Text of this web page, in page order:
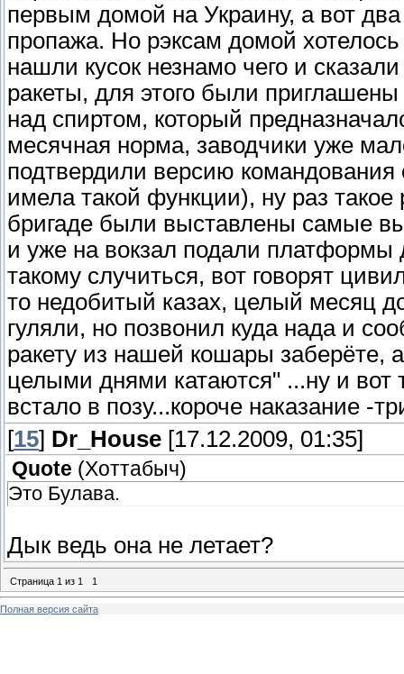
первым домой на Украину, а вот
пропажа. Но рэксам домой
нашли кусок незнамо чего и
ракеты, для этого были
над спиртом, который
месячная норма, заводчики уже
подтвердили версию командования
имела такой функции), ну раз
бригаде были выставлены самые
и уже на вокзал подали платформы
такому случиться, вот говорят
то недобитый казах, целый месяц
гуляли, но позвонил куда нада и
ракету из нашей кошары заберёте,
целыми днями катаются" ...ну и вот
встало в позу...короче наказание -
[15] Dr_House [17.12.2009, 01:35]
Quote (Хоттабыч)
Это Булава.
Дык ведь она не летает?
Страница 1 из 1 1
Полная версия сайта